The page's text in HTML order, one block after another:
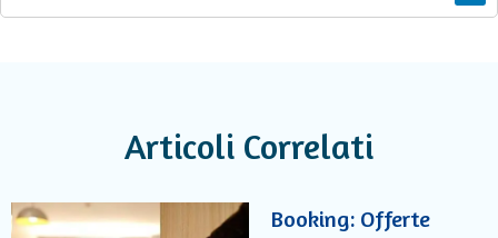
Articoli Correlati
Booking: Offerte